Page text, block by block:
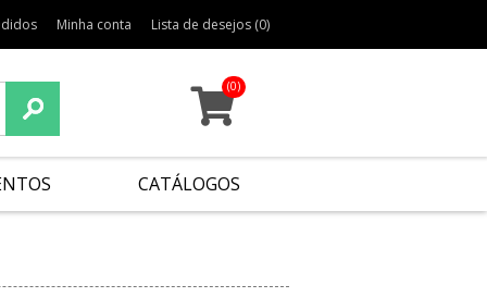
(0)
Minha conta Lista de desejos (0)
CATÁLOGOS